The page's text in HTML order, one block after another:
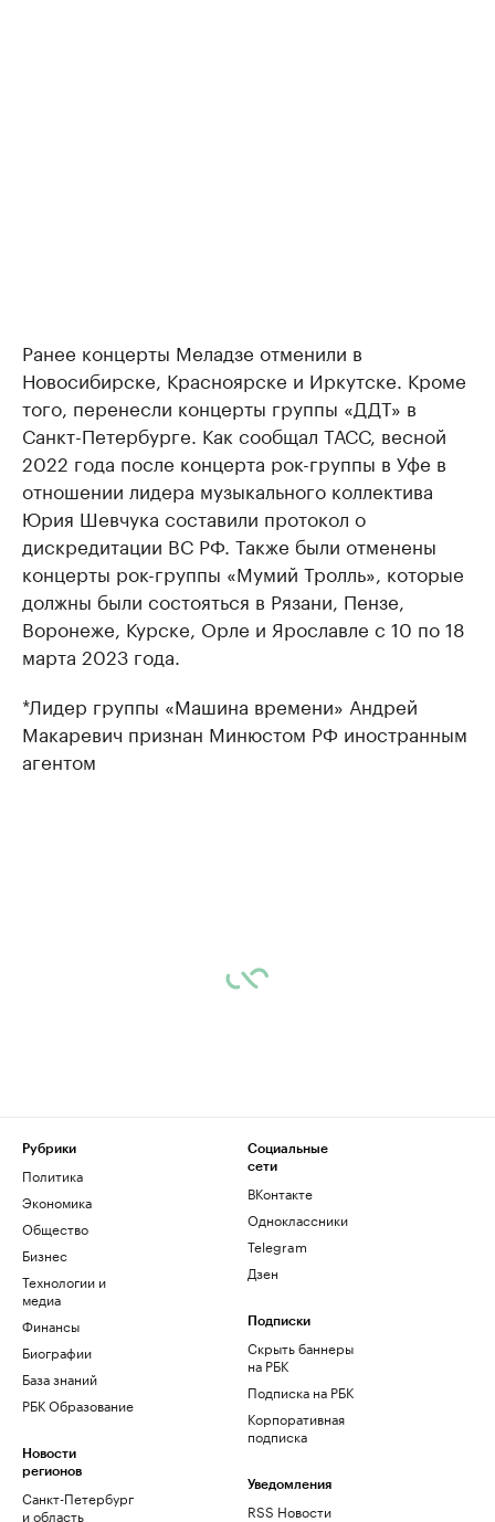
Ранее концерты Меладзе отменили в
Новосибирске, Красноярске и Иркутске. Кроме
того, перенесли концерты группы «ДДТ» в
Санкт-Петербурге. Как сообщал ТАСС, весной
2022 года после концерта рок-группы в Уфе в
отношении лидера музыкального коллектива
Юрия Шевчука составили протокол о
дискредитации ВС РФ. Также были отменены
концерты рок-группы «Мумий Тролль», которые
должны были состояться в Рязани, Пензе,
Воронеже, Курске, Орле и Ярославле с 10 по 18
марта 2023 года.
*Лидер группы «Машина времени» Андрей
Макаревич признан Минюстом РФ иностранным
агентом
Рубрики
Политика
Экономика
Общество
Бизнес
Технологии и
медиа
Финансы
Биографии
База знаний
РБК Образование
Новости
регионов
Санкт-Петербург
и область
Социальные
сети
ВКонтакте
Одноклассники
Telegram
Дзен
Подписки
Скрыть баннеры
на РБК
Подписка на РБК
Корпоративная
подписка
Уведомления
RSS Новости